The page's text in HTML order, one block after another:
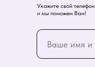
Укажите свой телефон
и мы поможем Вам!